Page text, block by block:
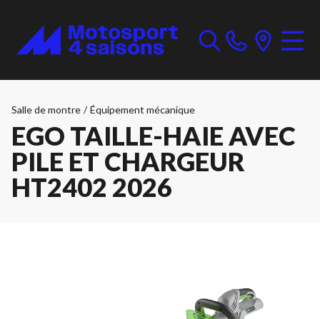
Salle de montre / Équipement mécanique
EGO TAILLE-HAIE AVEC
PILE ET CHARGEUR
HT2402 2026